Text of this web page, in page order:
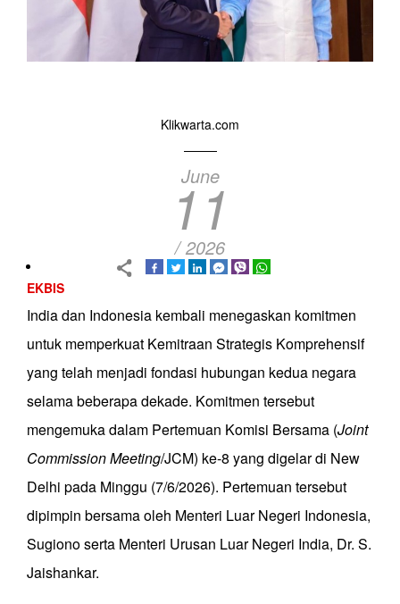
Klikwarta.com
June
11
/ 2026
EKBIS
India dan Indonesia kembali menegaskan komitmen
untuk memperkuat Kemitraan Strategis Komprehensif
yang telah menjadi fondasi hubungan kedua negara
selama beberapa dekade. Komitmen tersebut
mengemuka dalam Pertemuan Komisi Bersama (Joint
Commission Meeting/JCM) ke-8 yang digelar di New
Delhi pada Minggu (7/6/2026). Pertemuan tersebut
dipimpin bersama oleh Menteri Luar Negeri Indonesia,
Sugiono serta Menteri Urusan Luar Negeri India, Dr. S.
Jaishankar.